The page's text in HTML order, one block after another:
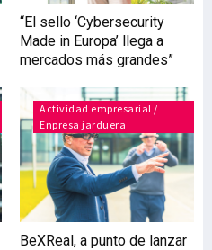
Euskadi cuenta con una
importante industria
musical que reporta
interesantes retornos
económicos. Bilbao aca
“El sello ‘Cybersecurity
Made in Europa’ llega a
mercados más grandes”
Actividad empresarial /
Enpresa jarduera
BeXReal, a punto de lanzar